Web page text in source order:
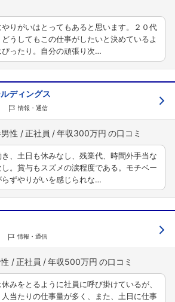
りがいはとってもあると思います。２０代
うしてもこの仕事がしたいと決めているよ
ぴったり。自分の頑張り次…
ディングス
情報・通信
性 正社員 年収300万円
、土日も休みなし、残業代、時間外手当な
し。賞与もスズメの涙程度である。モチベー
らずやりがいを感じられな…
情報・通信
正社員 年収500万円
みをとるように社員に呼び掛けているが、
当たりの仕事量が多く、また、土日に仕事